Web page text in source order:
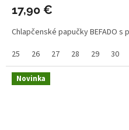
17,90 €
Chlapčenské papučky BEFADO
25
26 27 28 29 30
Novinka